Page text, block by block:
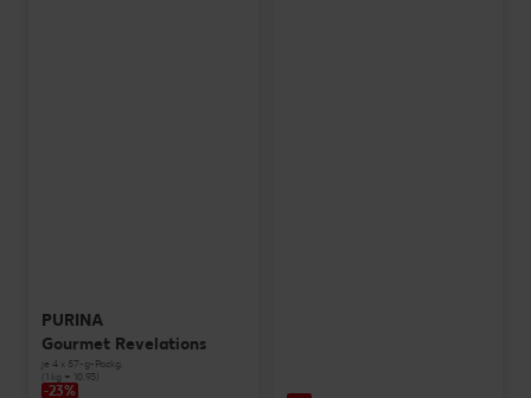
PURINA
Gourmet Revelations
je 4 x 57-g-Packg.
(1 kg = 10.93)
-23%